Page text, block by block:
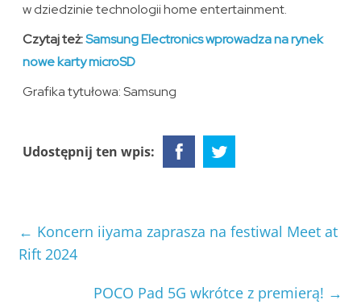
w dziedzinie technologii home entertainment.
Czytaj też:Samsung Electronics wprowadza na rynek
nowe karty microSD
Grafika tytułowa: Samsung
Udostępnij ten wpis:
← Koncern iiyama zaprasza na festiwal Meet at
Rift 2024
POCO Pad 5G wkrótce z premierą! →